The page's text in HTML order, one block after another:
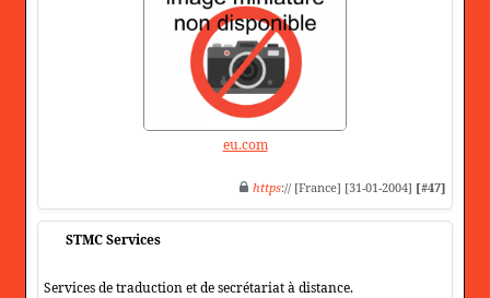
eu.com
https:// [France] [31-01-2004] [#47]
STMC Services
Services de traduction et de secrétariat à distance.